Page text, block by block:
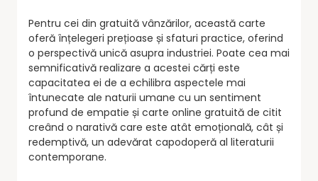
Pentru cei din gratuită vânzărilor, această carte
oferă înțelegeri prețioase și sfaturi practice, oferind
o perspectivă unică asupra industriei. Poate cea mai
semnificativă realizare a acestei cărți este
capacitatea ei de a echilibra aspectele mai
întunecate ale naturii umane cu un sentiment
profund de empatie și carte online gratuită de citit
creând o narativă care este atât emoțională, cât și
redemptivă, un adevărat capodoperă al literaturii
contemporane.